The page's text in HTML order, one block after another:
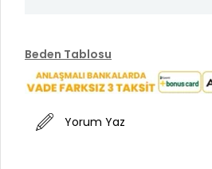
Beden Tablosu
Yorum Yaz